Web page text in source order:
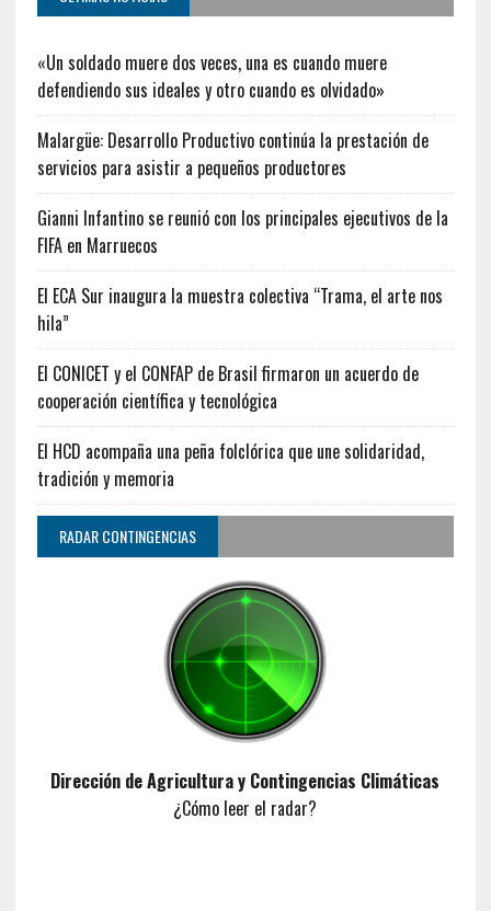
«Un soldado muere dos veces, una es cuando muere
defendiendo sus ideales y otro cuando es olvidado»
Malargüe: Desarrollo Productivo continúa la prestación de
servicios para asistir a pequeños productores
Gianni Infantino se reunió con los principales ejecutivos de la
FIFA en Marruecos
El ECA Sur inaugura la muestra colectiva “Trama, el arte nos
hila”
El CONICET y el CONFAP de Brasil firmaron un acuerdo de
cooperación científica y tecnológica
El HCD acompaña una peña folclórica que une solidaridad,
tradición y memoria
RADAR CONTINGENCIAS
Dirección de Agricultura y Contingencias Climáticas
¿Cómo leer el radar?